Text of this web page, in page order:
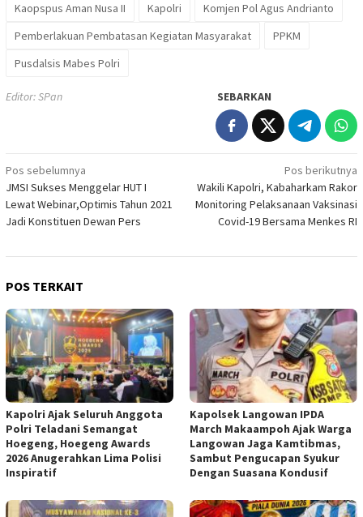
Kaopspus Aman Nusa II
Kapolri
Komjen Pol Agus Andrianto
Pemberlakuan Pembatasan Kegiatan Masyarakat
PPKM
Pusdalsis Mabes Polri
Editor: SPan SEBARKAN
Navigasi
pos
Pos sebelumnya
JMSI Sukses Menggelar HUT I
Lewat Webinar,Optimis Tahun 2021
Jadi Konstituen Dewan Pers
Pos berikutnya
Wakili Kapolri, Kabaharkam Rakor
Monitoring Pelaksanaan Vaksinasi
Covid-19 Bersama Menkes RI
POS TERKAIT
Kapolri Ajak Seluruh Anggota
Polri Teladani Semangat
Hoegeng, Hoegeng Awards
2026 Anugerahkan Lima Polisi
Inspiratif
Kapolsek Langowan IPDA
March Makaampoh Ajak Warga
Langowan Jaga Kamtibmas,
Sambut Pengucapan Syukur
Dengan Suasana Kondusif